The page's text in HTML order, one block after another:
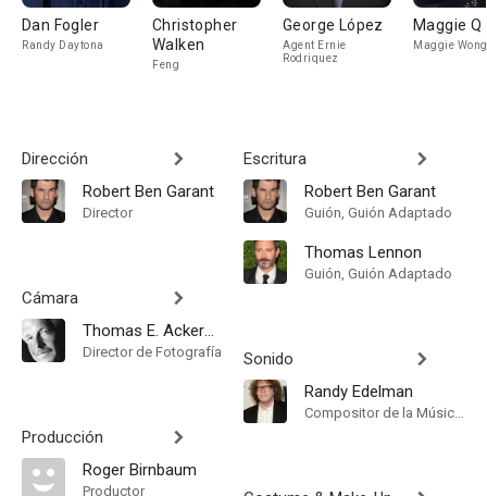
Dan Fogler
Randy Daytona
Christopher
Walken
Feng
George López
Agent Ernie
Rodriquez
Maggie Q
Maggie Wong
Dirección
Robert Ben Garant
Director
Cámara
Thomas E. Ackerman
Director de Fotografía
Producción
Roger Birnbaum
Productor
Escritura
Robert Ben Garant
Guión, Guión Adaptado
Thomas Lennon
Guión, Guión Adaptado
Sonido
Randy Edelman
Compositor de la Música Original